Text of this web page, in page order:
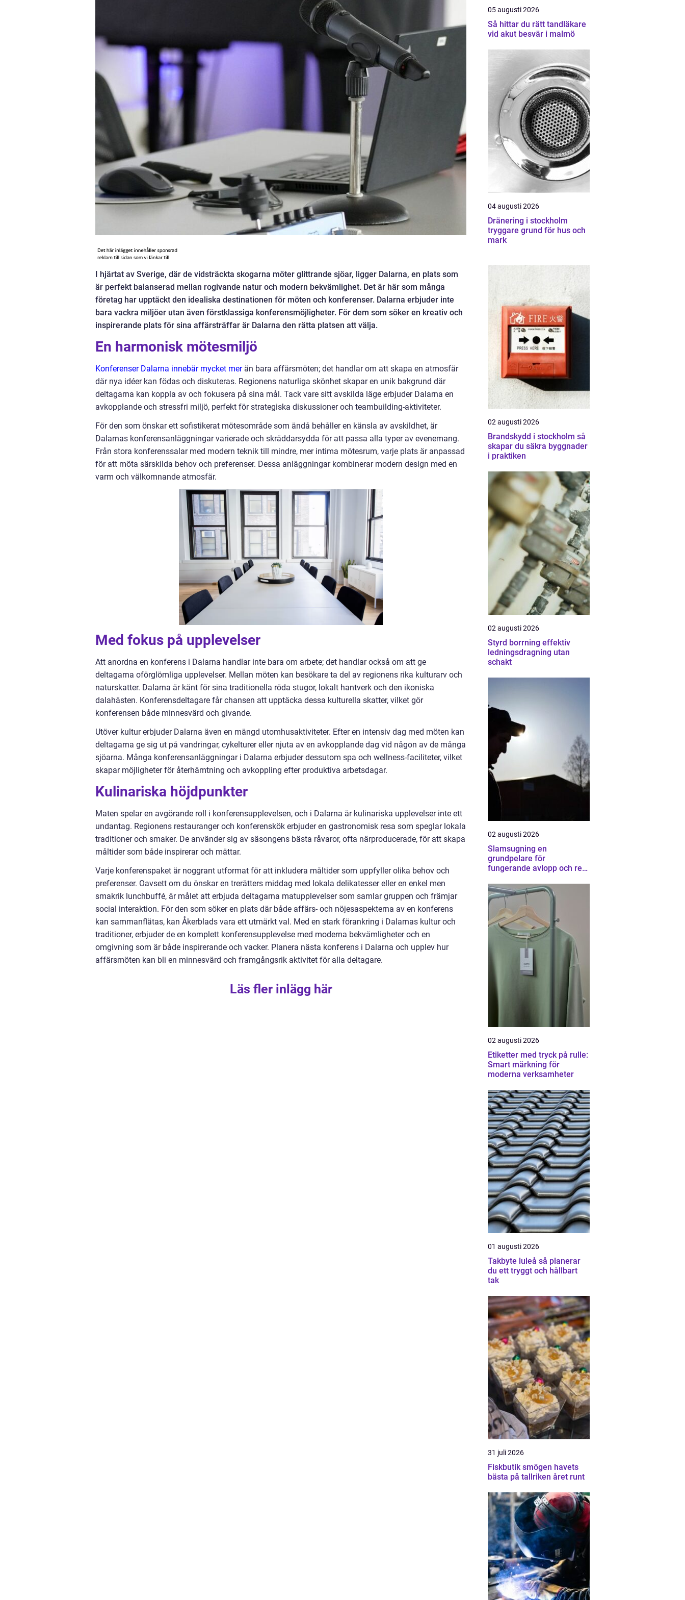
I hjärtat av Sverige, där de vidsträckta skogarna möter glittrande sjöar, ligger Dalarna, en plats som
är perfekt balanserad mellan rogivande natur och modern bekvämlighet. Det är här som många
företag har upptäckt den idealiska destinationen för möten och konferenser. Dalarna erbjuder inte
bara vackra miljöer utan även förstklassiga konferensmöjligheter. För dem som söker en kreativ och
inspirerande plats för sina affärsträffar är Dalarna den rätta platsen att välja.
En harmonisk mötesmiljö
Konferenser Dalarna innebär mycket merän bara affärsmöten; det handlar om att skapa en atmosfär
där nya idéer kan födas och diskuteras. Regionens naturliga skönhet skapar en unik bakgrund där
deltagarna kan koppla av och fokusera på sina mål. Tack vare sitt avskilda läge erbjuder Dalarna en
avkopplande och stressfri miljö, perfekt för strategiska diskussioner och teambuilding-aktiviteter.
För den som önskar ett sofistikerat mötesområde som ändå behåller en känsla av avskildhet, är
Dalarnas konferensanläggningar varierade och skräddarsydda för att passa alla typer av evenemang.
Från stora konferenssalar med modern teknik till mindre, mer intima mötesrum, varje plats är anpassad
för att möta särskilda behov och preferenser. Dessa anläggningar kombinerar modern design med en
varm och välkomnande atmosfär.
Med fokus på upplevelser
Att anordna en konferens i Dalarna handlar inte bara om arbete; det handlar också om att ge
deltagarna oförglömliga upplevelser. Mellan möten kan besökare ta del av regionens rika kulturarv och
naturskatter. Dalarna är känt för sina traditionella röda stugor, lokalt hantverk och den ikoniska
dalahästen. Konferensdeltagare får chansen att upptäcka dessa kulturella skatter, vilket gör
konferensen både minnesvärd och givande.
Utöver kultur erbjuder Dalarna även en mängd utomhusaktiviteter. Efter en intensiv dag med möten kan
deltagarna ge sig ut på vandringar, cykelturer eller njuta av en avkopplande dag vid någon av de många
sjöarna. Många konferensanläggningar i Dalarna erbjuder dessutom spa och wellness-faciliteter, vilket
skapar möjligheter för återhämtning och avkoppling efter produktiva arbetsdagar.
Kulinariska höjdpunkter
Maten spelar en avgörande roll i konferensupplevelsen, och i Dalarna är kulinariska upplevelser inte ett
undantag. Regionens restauranger och konferenskök erbjuder en gastronomisk resa som speglar lokala
traditioner och smaker. De använder sig av säsongens bästa råvaror, ofta närproducerade, för att skapa
måltider som både inspirerar och mättar.
Varje konferenspaket är noggrant utformat för att inkludera måltider som uppfyller olika behov och
preferenser. Oavsett om du önskar en trerätters middag med lokala delikatesser eller en enkel men
smakrik lunchbuffé, är målet att erbjuda deltagarna matupplevelser som samlar gruppen och främjar
social interaktion. För den som söker en plats där både affärs- och nöjesaspekterna av en konferens
kan sammanflätas, kan Åkerblads vara ett utmärkt val. Med en stark förankring i Dalarnas kultur och
traditioner, erbjuder de en komplett konferensupplevelse med moderna bekvämligheter och en
omgivning som är både inspirerande och vacker. Planera nästa konferens i Dalarna och upplev hur
affärsmöten kan bli en minnesvärd och framgångsrik aktivitet för alla deltagare.
Läs fler inlägg här
05 augusti 2026
Så hittar du rätt tandläkare
vid akut besvär i malmö
04 augusti 2026
Dränering i stockholm
tryggare grund för hus och
mark
02 augusti 2026
Brandskydd i stockholm så
skapar du säkra byggnader
i praktiken
02 augusti 2026
Styrd borrning effektiv
ledningsdragning utan
schakt
02 augusti 2026
Slamsugning en
grundpelare för
fungerande avlopp och ren
02 augusti 2026
Etiketter med tryck på rulle:
Smart märkning för
moderna verksamheter
01 augusti 2026
Takbyte luleå så planerar
du ett tryggt och hållbart
tak
31 juli 2026
Fiskbutik smögen havets
bästa på tallriken året runt